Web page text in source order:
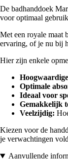
De badhanddoek
voor optimaal
Met een royale maat
ervaring, of je nu bij
Hier zijn enkele
Optimale
Ideaal voor
Gemakkelijk
Veelzijdig:
Kiezen voor de
je verwachtingen
Aanvullende